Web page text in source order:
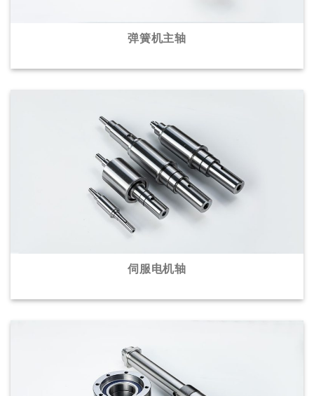
弹簧机主轴
伺服电机轴